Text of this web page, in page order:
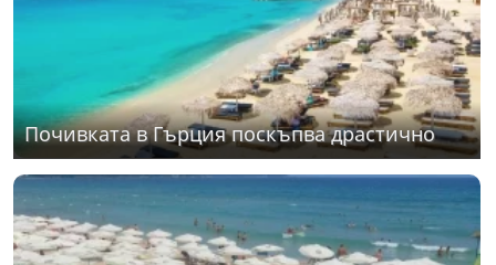
Почивката в Гърция поскъпва драстично